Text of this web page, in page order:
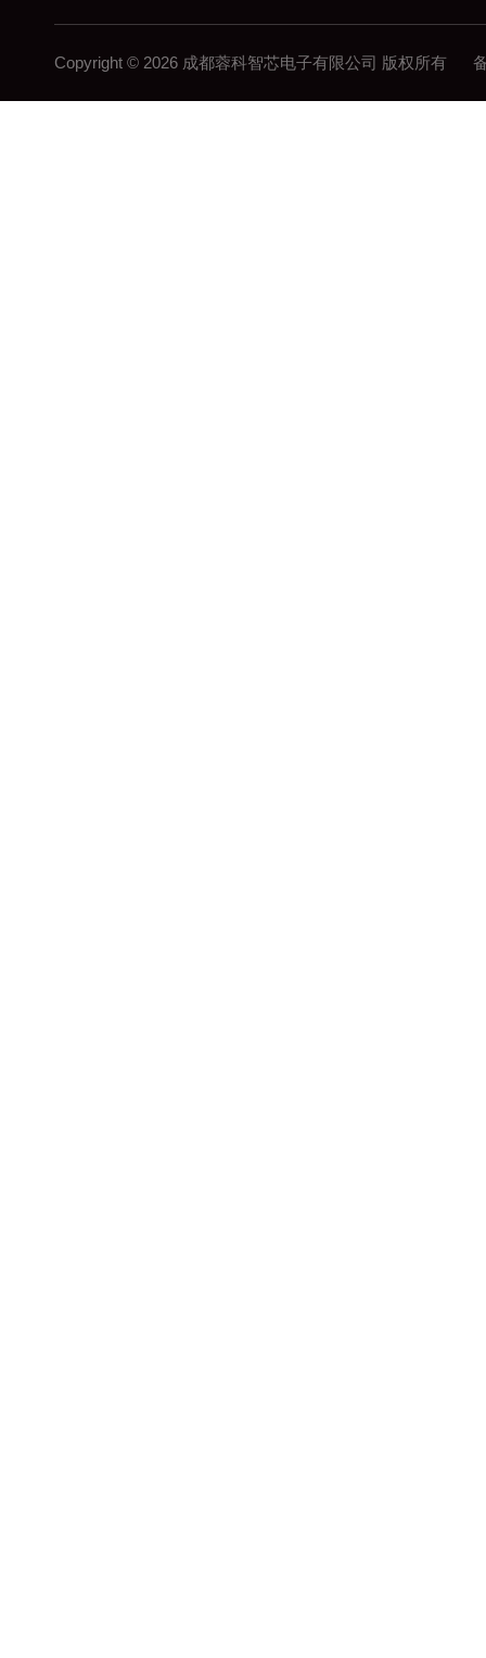
Copyright © 2026 成都蓉科智芯电子有限公司 版权所有